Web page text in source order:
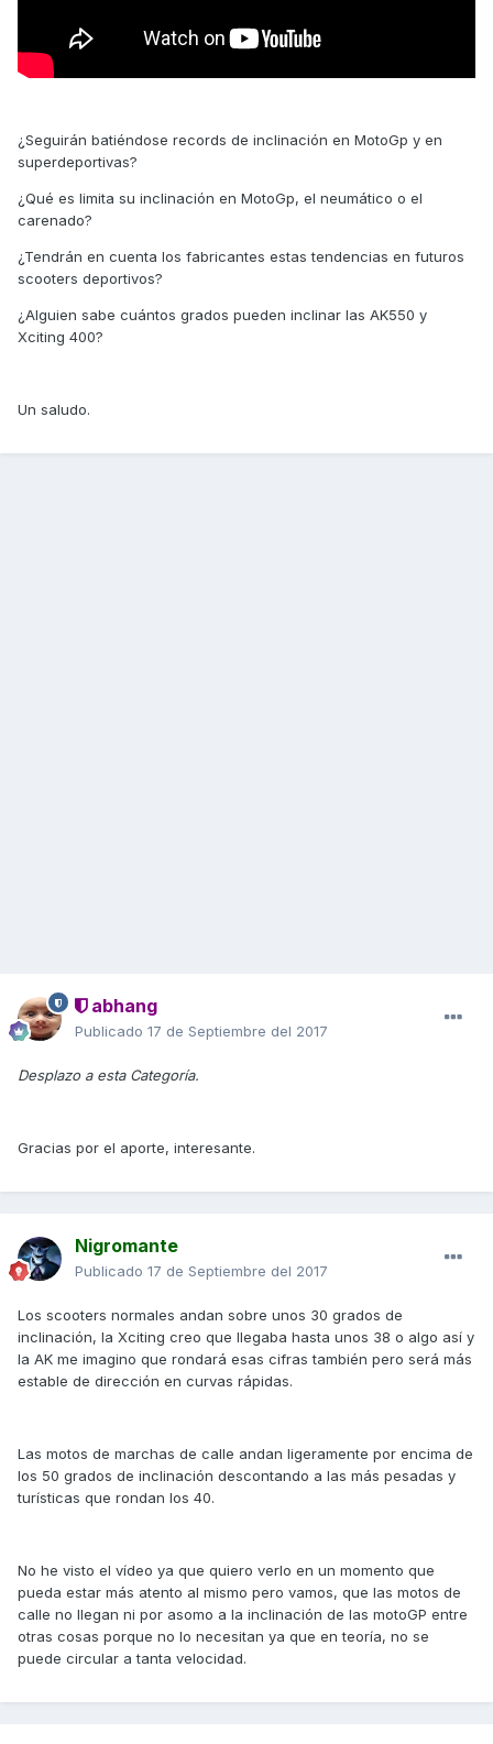
¿Seguirán batiéndose records de inclinación en MotoGp y en
superdeportivas?
¿Qué es limita su inclinación en MotoGp, el neumático o el
carenado?
¿Tendrán en cuenta los fabricantes estas tendencias en futuros
scooters deportivos?
¿Alguien sabe cuántos grados pueden inclinar las AK550 y
Xciting 400?
Un saludo.
abhang
Publicado 17 de Septiembre del 2017
Desplazo a esta Categoría.
Gracias por el aporte, interesante.
Nigromante
Publicado 17 de Septiembre del 2017
Los scooters normales andan sobre unos 30 grados de
inclinación, la Xciting creo que llegaba hasta unos 38 o algo así y
la AK me imagino que rondará esas cifras también pero será más
estable de dirección en curvas rápidas.
Las motos de marchas de calle andan ligeramente por encima de
los 50 grados de inclinación descontando a las más pesadas y
turísticas que rondan los 40.
No he visto el vídeo ya que quiero verlo en un momento que
pueda estar más atento al mismo pero vamos, que las motos de
calle no llegan ni por asomo a la inclinación de las motoGP entre
otras cosas porque no lo necesitan ya que en teoría, no se
puede circular a tanta velocidad.